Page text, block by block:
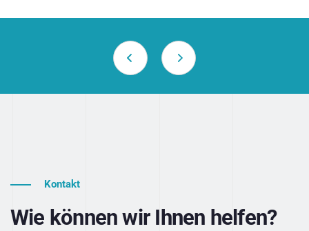
Kontakt
Wie können wir Ihnen helfen?